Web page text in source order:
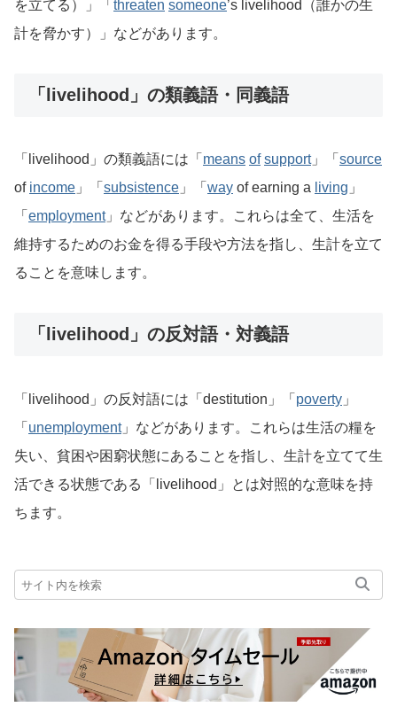
を立てる）」「 threaten someone’s livelihood（誰かの生
計を脅かす）」などがあります。
「livelihood」の類義語・同義語
「livelihood」の類義語には「 means of support」「 source
of income 」「 subsistence 」「 way of earning a living 」
「 employment」などがあります。これらは全て、生活を
維持するためのお金を得る手段や方法を指し、生計を立て
ることを意味します。
「livelihood」の反対語・対義語
「livelihood」の反対語には「destitution」「 poverty 」
「 unemployment」などがあります。これらは生活の糧を
失い、貧困や困窮状態にあることを指し、生計を立てて生
活できる状態である「livelihood」とは対照的な意味を持
ちます。